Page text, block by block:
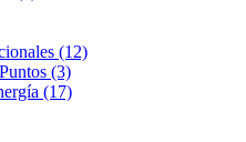
(12)
(3)
(17)